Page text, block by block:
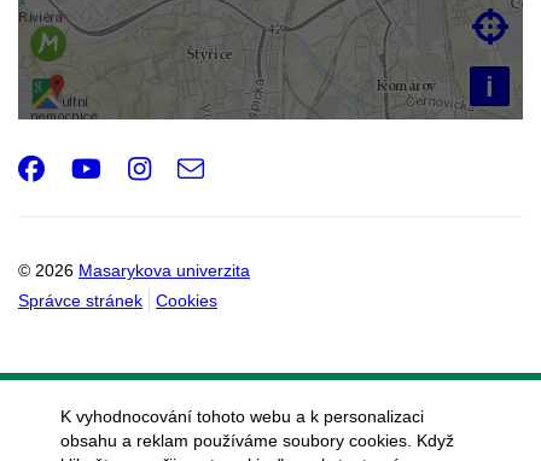
i

© 2026 Masarykova univerzita
Správce stránek
Cookies
Facebook
Youtube
Instagram
e-
K vyhodnocování tohoto webu a k personalizaci
obsahu a reklam používáme soubory cookies. Když